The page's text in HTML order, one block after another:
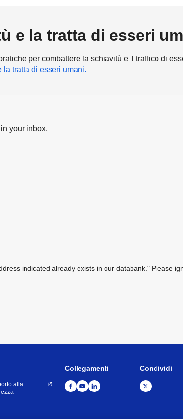
e la tratta di esseri
per combattere la schiavitù e il traffico di
la tratta di esseri umani.
your inbox.
indicated already exists in our databank." Please
alla
Collegamenti Condividi